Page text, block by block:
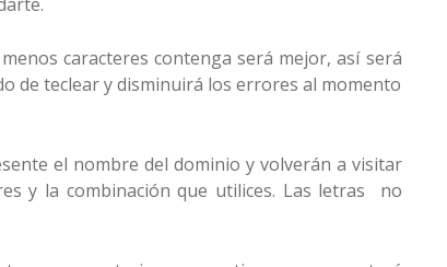
caracteres contenga será mejor, así será
de teclear y disminuirá los errores al momento
el nombre del dominio y volverán a visitar
y la combinación que utilices. Las letras no